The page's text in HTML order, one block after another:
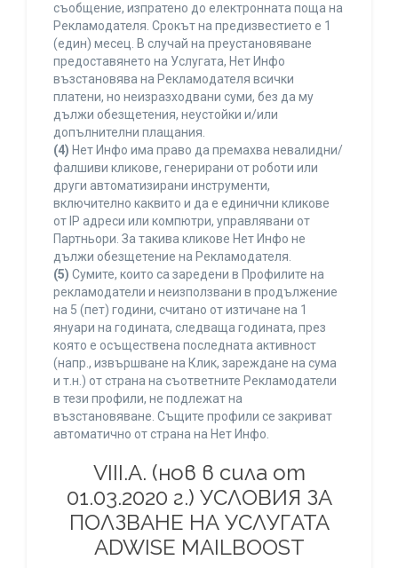
съобщение, изпратено до електронната поща на
Рекламодателя. Срокът на предизвестието е 1
(един) месец. В случай на преустановяване
предоставянето на Услугата, Нет Инфо
възстановява на Рекламодателя всички
платени, но неизразходвани суми, без да му
дължи обезщетения, неустойки и/или
допълнителни плащания.
(4) Нет Инфо има право да премахва невалидни/
фалшиви кликове, генерирани от роботи или
други автоматизирани инструменти,
включително каквито и да е единични кликове
от IP адреси или компютри, управлявани от
Партньори. За такива кликове Нет Инфо не
дължи обезщетение на Рекламодателя.
(5) Сумите, които са заредени в Профилите на
рекламодатели и неизползвани в продължение
на 5 (пет) години, считано от изтичане на 1
януари на годината, следваща годината, през
която е осъществена последната активност
(напр., извършване на Клик, зареждане на сума
и т.н.) от страна на съответните Рекламодатели
в тези профили, не подлежат на
възстановяване. Същите профили се закриват
автоматично от страна на Нет Инфо.
VIII.A. (нов в сила от
01.03.2020 г.) УСЛОВИЯ ЗА
ПОЛЗВАНЕ НА УСЛУГАТА
ADWISE MAILBOOST